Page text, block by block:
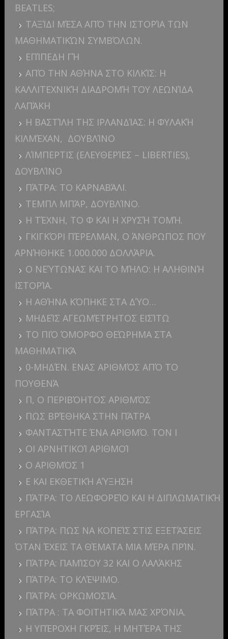
BEATLES;
ΤΑΞΊΔΙ ΜΈΣΑ ΑΠΌ ΤΗΝ ΙΣΤΟΡΊΑ ΤΩΝ
ΜΑΘΗΜΑΤΙΚΏΝ ΣΥΜΒΌΛΩΝ.
ΕΠΊΠΕΔΗ ΓΉ
ΑΠΌ ΤΗΝ ΑΘΉΝΑ ΣΤΟ ΚΙΛΚΊΣ: Η
ΚΑΛΛΙΤΕΧΝΙΚΉ ΔΙΑΔΡΟΜΉ ΤΟΥ ΛΕΩΝΊΔΑ
ΛΑΠΆΚΗ
Η ΒΑΣΤΊΛΗ ΤΗΣ ΙΡΛΑΝΔΊΑΣ: Η ΦΥΛΑΚΉ
ΚΙΛΜΈΧΑΝ, ΔΟΥΒΛΊΝΟ
ΛΊΜΠΕΡΤΙΣ (ΕΛΕΥΘΕΡΊΕΣ – LIBERTIES),
ΔΟΥΒΛΊΝΟ
ΠΆΤΡΑ: ΤΟ ΚΑΡΝΑΒΆΛΙ.
ΤΕΜΠΛ ΜΠΆΡ, ΔΟΥΒΛΊΝΟ.
Η ΤΈΧΝΗ, ΤΟ Φ ΚΑΙ Η ΧΡΥΣΉ ΤΟΜΉ.
ΓΚΙΓΚΌΡΙ ΠΈΡΕΛΜΑΝ, Ο ΆΝΘΡΩΠΟΣ ΠΟΥ
ΑΡΝΉΘΗΚΕ 1.000.000 ΔΟΛΛΆΡΙΑ.
Ο ΝΕΎΤΩΝΑΣ ΚΑΙ ΤΟ ΜΉΛΟ: Η ΑΛΗΘΙΝΉ
ΙΣΤΟΡΊΑ.
Η ΑΘΉΝΑ ΚΌΠΗΚΕ ΣΤΑ ΔΎΟ…
ΜΗΔΕΊΣ ΑΓΕΩΜΈΤΡΗΤΟΣ ΕΙΣΊΤΩ
ΤΟ ΠΙΌ ΌΜΟΡΦΟ ΘΕΏΡΗΜΑ ΣΤΑ
ΜΑΘΗΜΑΤΙΚΆ
0-ΜΗΔΈΝ. ΕΝΑΣ ΑΡΙΘΜΌΣ ΑΠΌ ΤΟ
ΠΟΥΘΕΝΆ
Π, Ο ΠΕΡΙΒΌΗΤΟΣ ΑΡΙΘΜΌΣ
ΠΩΣ ΒΡΈΘΗΚΑ ΣΤΗΝ ΠΆΤΡΑ
ΦΑΝΤΑΣΤΉΤΕ ΈΝΑ ΑΡΙΘΜΌ. ΤΟΝ I
ΟΙ ΑΡΝΗΤΙΚΟΊ ΑΡΙΘΜΟΊ
Ο ΑΡΙΘΜΌΣ 1
E ΚΑΙ ΕΚΘΕΤΙΚΉ ΑΎΞΗΣΗ
ΠΆΤΡΑ: ΤΟ ΛΕΩΦΟΡΕΊΟ ΚΑΙ Η ΔΙΠΛΩΜΑΤΙΚΉ
ΕΡΓΑΣΊΑ
ΠΆΤΡΑ: ΠΩΣ ΝΑ ΚΟΠΕΊΣ ΣΤΙΣ ΕΞΕΤΆΣΕΙΣ
ΌΤΑΝ ΈΧΕΙΣ ΤΑ ΘΈΜΑΤΑ ΜΙΑ ΜΈΡΑ ΠΡΊΝ.
ΠΆΤΡΑ: ΠΑΜΊΣΟΥ 32 ΚΑΙ Ο ΛΑΛΆΚΗΣ
ΠΆΤΡΑ: ΤΟ ΚΛΈΨΙΜΟ.
ΠΆΤΡΑ: ΟΡΚΩΜΟΣΊΑ.
ΠΆΤΡΑ : ΤΑ ΦΟΙΤΗΤΙΚΆ ΜΑΣ ΧΡΌΝΙΑ.
Η ΥΠΈΡΟΧΗ ΓΚΡΈΙΣ, Η ΜΗΤΈΡΑ ΤΗΣ